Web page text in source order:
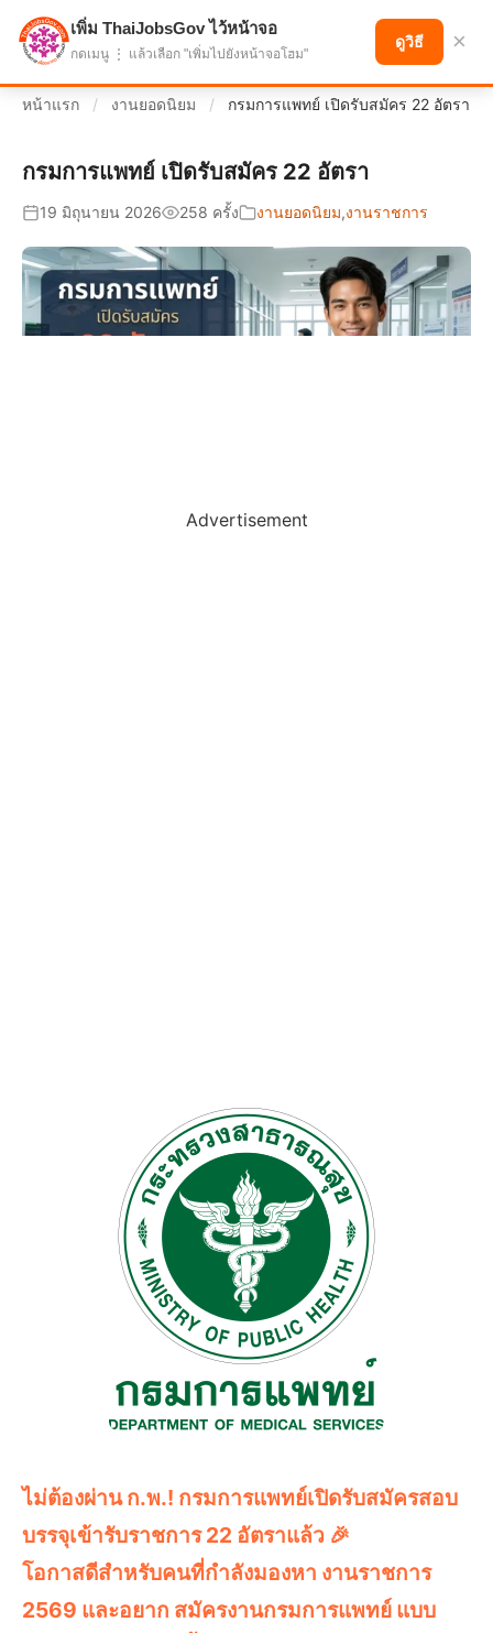
แบ่งปันโอกาส เพื่ออนาคตที่ก้าวหน้า
หน้าแรก / งานยอดนิยม / กรมการแพทย์ เปิดรับสมัคร 22 อัตรา
กรมการแพทย์ เปิดรับสมัคร 22 อัตรา
19 มิถุนายน 2026 258 ครั้ง งานยอดนิยม,งานราชการ
Advertisement
ไม่ต้องผ่าน ก.พ.! กรมการแพทย์เปิดรับสมัครสอบ
บรรจุเข้ารับราชการ 22 อัตราแล้ว 🎉
โอกาสดีสำหรับคนที่กำลังมองหา งานราชการ
2569 และอยาก สมัครงานกรมการแพทย์ แบบ
เพิ่ม ThaiJobsGov ไว้หน้าจอ
กดเมนู ⋮ แล้วเลือก "เพิ่มไปยังหน้าจอโฮม"
ดูวิธี ×